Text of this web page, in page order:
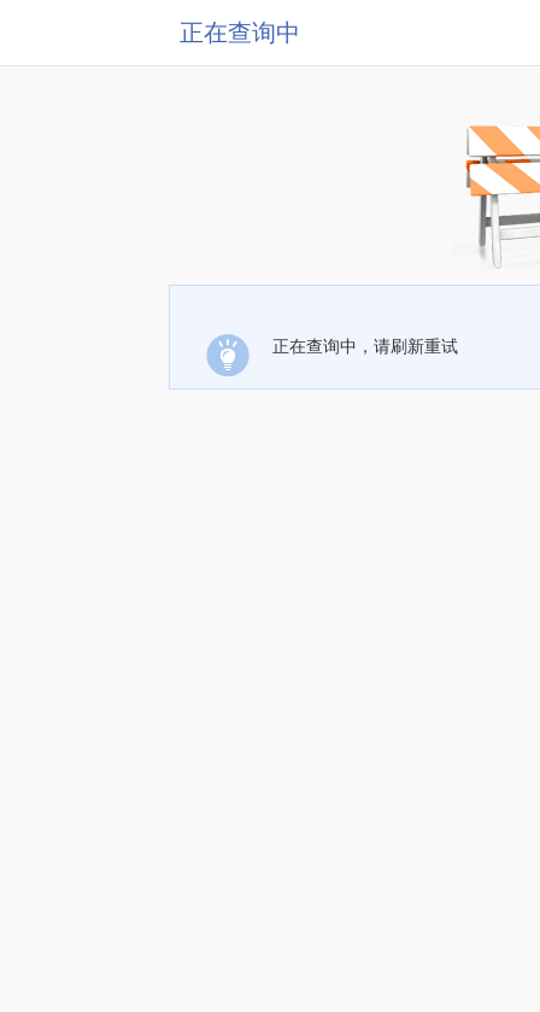
正在查询中
正在查询中，请刷新重试